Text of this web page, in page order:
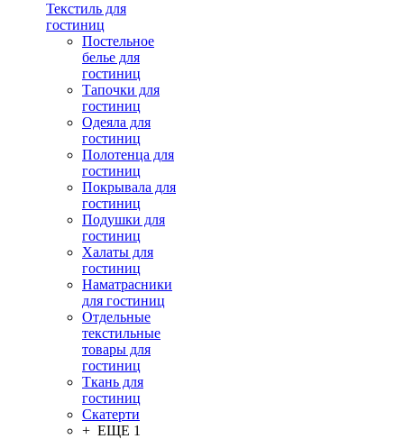
Текстиль для
гостиниц
Постельное
белье для
гостиниц
Тапочки для
гостиниц
Одеяла для
гостиниц
Полотенца для
гостиниц
Покрывала для
гостиниц
Подушки для
гостиниц
Халаты для
гостиниц
Наматрасники
для гостиниц
Отдельные
текстильные
товары для
гостиниц
Ткань для
гостиниц
Скатерти
+ ЕЩЕ 1